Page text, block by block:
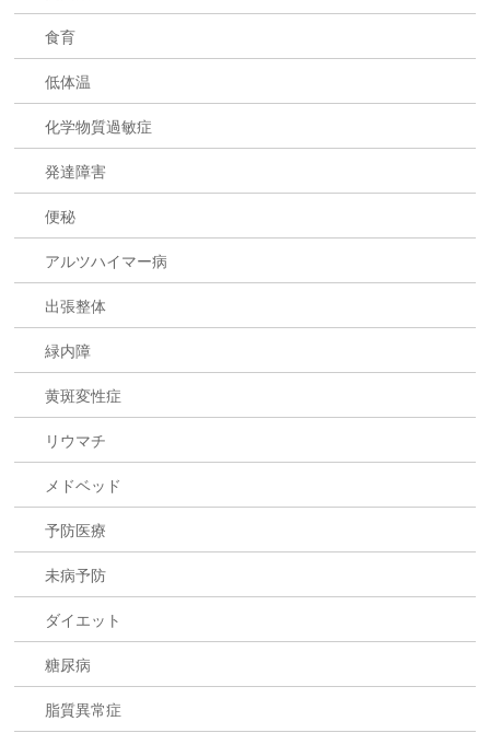
食育
低体温
化学物質過敏症
発達障害
便秘
アルツハイマー病
出張整体
緑内障
黄斑変性症
リウマチ
メドベッド
予防医療
未病予防
ダイエット
糖尿病
脂質異常症